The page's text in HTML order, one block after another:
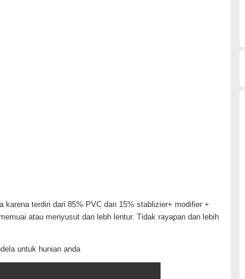
karena terdiri dari 85% PVC dan 15% stablizier+ modifier +
atau menyusut dan lebh lentur. Tidak rayapan dan lebih
untuk hunian anda